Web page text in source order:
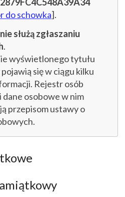
do schowka].
służą zgłaszaniu
.
wyświetlonego tytułu
się w ciągu kilku
Rejestr osób
dane osobowe w nim
przepisom ustawy o